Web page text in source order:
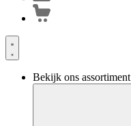
Bekijk ons assortiment